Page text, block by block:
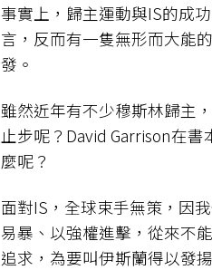
事實上，歸主運動與IS的成
言，反而有一隻無形而大能
發。
雖然近年有不少穆斯林歸主
止步呢？David Garrison在
麼呢？
面對IS，全球束手無策，因
易暴、以強權進擊，從來不
追求，為要叫伊斯蘭得以發